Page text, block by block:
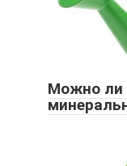
Можно ли